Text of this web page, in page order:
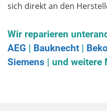
sich direkt an den
Wir reparieren
AEG | Bauknecht | Beko
Siemens | und weitere